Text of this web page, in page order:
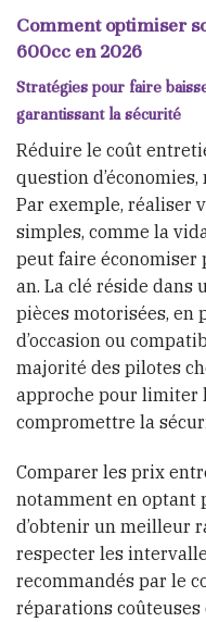
Comment optimiser
600cc en 2026
Stratégies pour faire
garantissant la sécurité
Réduire le coût
question
Par exemple, réaliser
simples, comme la
peut faire économiser
an. La clé réside dans
pièces motorisées, en
d’occasion ou
majorité des pilotes
approche pour limiter
compromettre la
Comparer les prix
notamment en optant
d’obtenir un meilleur
respecter les
recommandés par le
réparations